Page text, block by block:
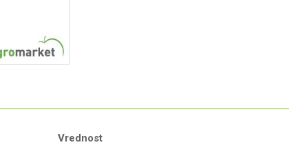
Vrednost